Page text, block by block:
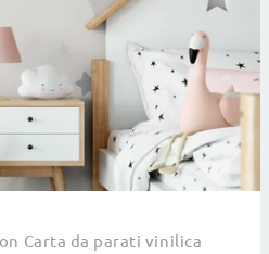
Carta da parati vinilica